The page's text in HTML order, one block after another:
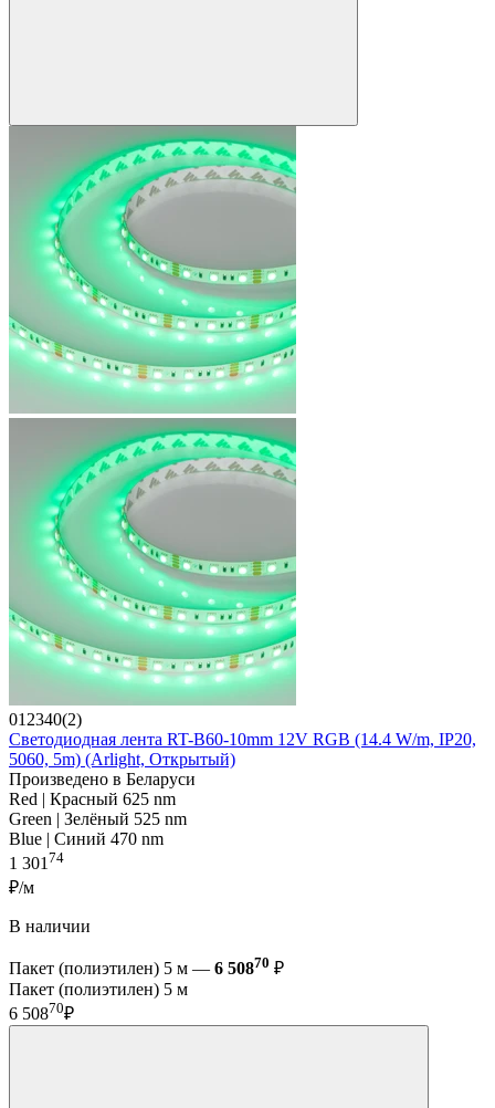
012340(2)
Светодиодная лента RT-B60-10mm 12V RGB (14.4 W/m, IP20,
5060, 5m) (Arlight, Открытый)
Произведено в Беларуси
Red | Красный 625 nm
Green | Зелёный 525 nm
Blue | Синий 470 nm
1 30174
₽/м
В наличии
Пакет (полиэтилен) 5 м — 6 50870 ₽
Пакет (полиэтилен) 5 м
6 50870₽